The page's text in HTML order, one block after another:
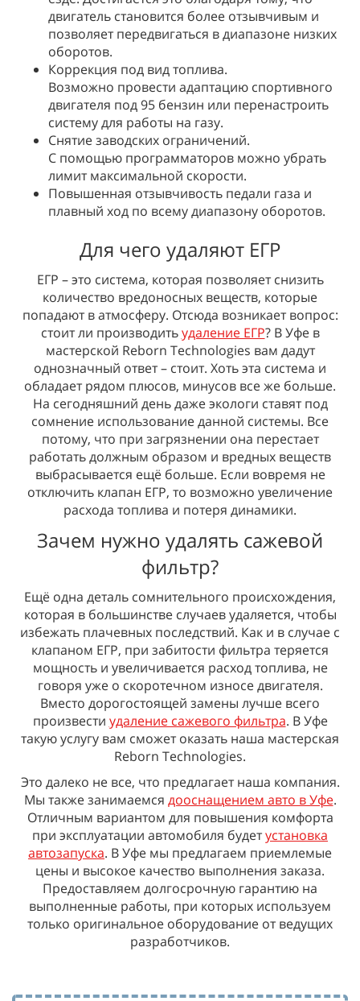
двигатель становится более отзывчивым и
позволяет передвигаться в диапазоне низких
оборотов.
Коррекция под вид топлива.
Возможно провести адаптацию спортивного
двигателя под 95 бензин или перенастроить
систему для работы на газу.
Снятие заводских ограничений.
С помощью программаторов можно убрать
лимит максимальной скорости.
Повышенная отзывчивость педали газа и
плавный ход по всему диапазону оборотов.
Для чего удаляют ЕГР
ЕГР – это система, которая позволяет снизить
количество вредоносных веществ, которые
попадают в атмосферу. Отсюда возникает вопрос:
стоит ли производитьудаление ЕГР? В Уфе в
мастерской Reborn Technologies вам дадут
однозначный ответ – стоит. Хоть эта система и
обладает рядом плюсов, минусов все же больше.
На сегодняшний день даже экологи ставят под
сомнение использование данной системы. Все
потому, что при загрязнении она перестает
работать должным образом и вредных веществ
выбрасывается ещё больше. Если вовремя не
отключить клапан ЕГР, то возможно увеличение
расхода топлива и потеря динамики.
Зачем нужно удалять сажевой
фильтр?
Ещё одна деталь сомнительного происхождения,
которая в большинстве случаев удаляется, чтобы
избежать плачевных последствий. Как и в случае с
клапаном ЕГР, при забитости фильтра теряется
мощность и увеличивается расход топлива, не
говоря уже о скоротечном износе двигателя.
Вместо дорогостоящей замены лучше всего
произвести удаление сажевого фильтра. В Уфе
такую услугу вам сможет оказать наша мастерская
Reborn Technologies.
Это далеко не все, что предлагает наша компания.
Мы также занимаемся дооснащением авто в Уфе.
Отличным вариантом для повышения комфорта
при эксплуатации автомобиля будетустановка
автозапуска. В Уфе мы предлагаем приемлемые
цены и высокое качество выполнения заказа.
Предоставляем долгосрочную гарантию на
выполненные работы, при которых используем
только оригинальное оборудование от ведущих
разработчиков.